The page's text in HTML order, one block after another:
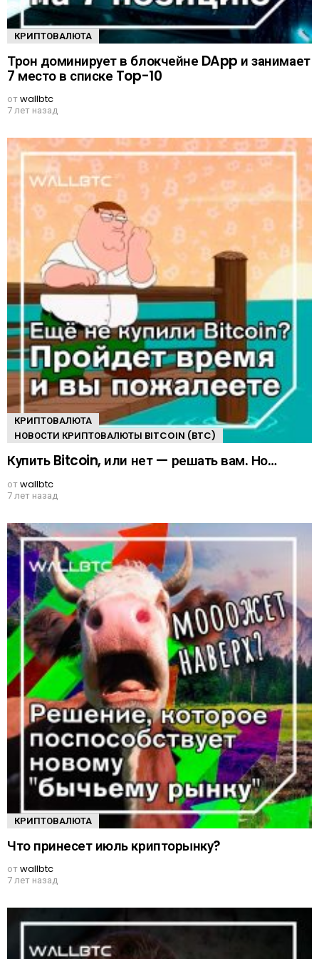
КРИПТОВАЛЮТА
Трон доминирует в блокчейне DApp и занимает
7 место в списке Top-10
отwallbtc
7 лет назад
КРИПТОВАЛЮТА
НОВОСТИ КРИПТОВАЛЮТЫ BITCOIN (BTC)
Купить Bitcoin, или нет — решать вам. Но…
отwallbtc
7 лет назад
КРИПТОВАЛЮТА
Что принесет июль крипторынку?
отwallbtc
7 лет назад